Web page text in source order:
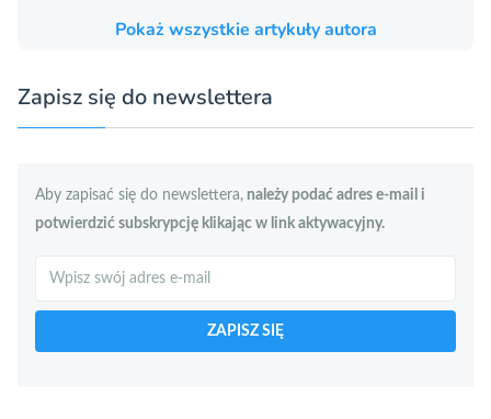
Pokaż wszystkie artykuły autora
Zapisz się do newslettera
Aby zapisać się do newslettera, należy podać adres e-mail i
potwierdzić subskrypcję klikając w link aktywacyjny.
ZAPISZ SIĘ